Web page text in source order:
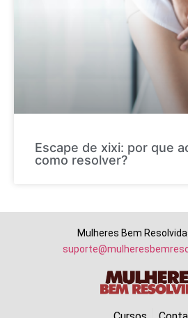
Escape de xixi: por que
como resolver?
Mulheres Bem